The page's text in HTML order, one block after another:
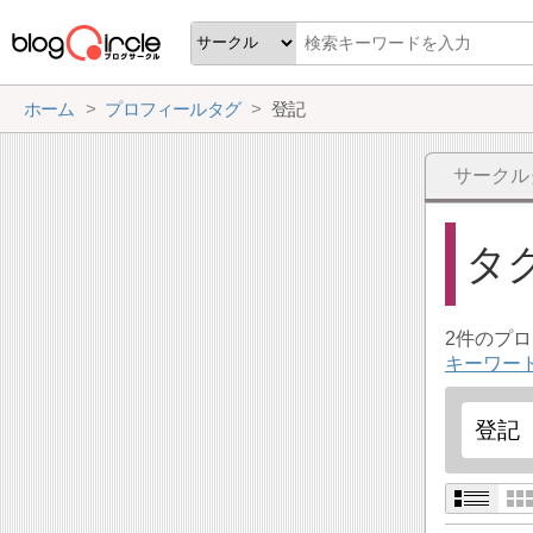
ホーム プロフィールタグ 登記
サーク
タ
2件のプ
キーワー